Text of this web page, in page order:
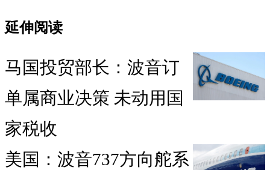
延伸阅读
马国投贸部长：波音订
单属商业决策 未动用国
家税收
美国：波音737方向舵系